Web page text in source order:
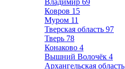
Владимир 69
Ковров 15
Муром 11
Тверская область 97
Тверь 78
Конаково 4
Вышний Волочёк 4
Архангельская область